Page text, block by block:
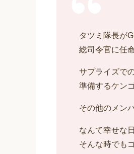
タツミ隊長が
総司令官に任
サプライズで
準備するケン
その他のメン
なんて幸せな
そんな時でも